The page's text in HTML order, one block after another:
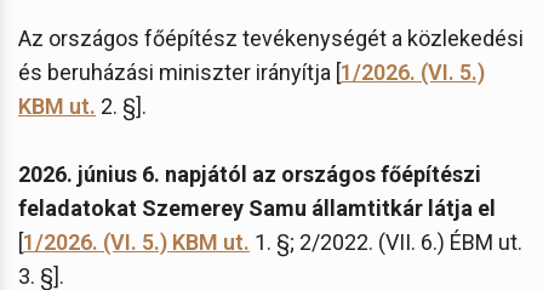
Az országos főépítész tevékenységét a közlekedési
és beruházási miniszter irányítja [1/2026. (VI. 5.)
KBM ut. 2. §].
2026. június 6. napjától az országos főépítészi
feladatokat Szemerey Samu államtitkár látja el
[1/2026. (VI. 5.) KBM ut. 1. §; 2/2022. (VII. 6.) ÉBM ut.
3. §].